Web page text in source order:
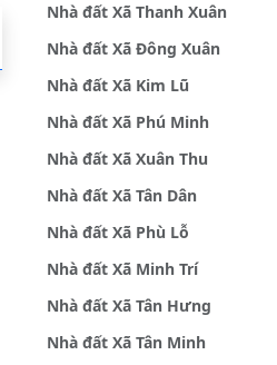
Nhà đất Xã Thanh Xuân
Nhà đất Xã Đông Xuân
Nhà đất Xã Kim Lũ
Nhà đất Xã Phú Minh
Nhà đất Xã Xuân Thu
Nhà đất Xã Tân Dân
Nhà đất Xã Phù Lỗ
Nhà đất Xã Minh Trí
Nhà đất Xã Tân Hưng
Nhà đất Xã Tân Minh